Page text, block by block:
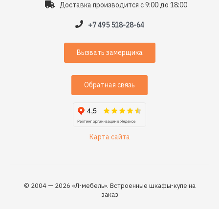
Доставка производится с 9:00 до 18:00
+7 495 518-28-64
Вызвать замерщика
Обратная связь
Карта сайта
© 2004 — 2026 «Л-мебель». Встроенные шкафы-купе на
заказ